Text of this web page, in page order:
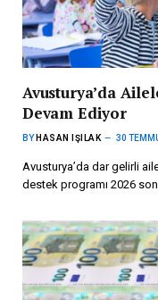
Avusturya’da
Devam Ediyor
BY HASAN IŞILAK 30
Avusturya’da dar gelirli
destek programı 2026